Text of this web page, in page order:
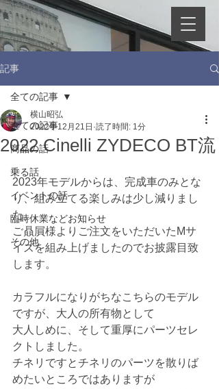
記事
全ての記事
商品の話
乗る話
イベントの話
臨時休業などお知らせ
その他
全ての記事
2022 Cinelli ZYDECO BT流
横山昭弘
2022年12月21日 読了時間: 1分
2023年モデルからは、完成車のみとな
り、組み立てる楽しみは少し減りまし
た。
ご贔屓様よりご注文をいただいたMサ
イズを組み上げましたのでお披露目致
します。
カラフルになりがちなこちらのモデル
ですが、大人の所有物として
大人しめに、そして重厚にパーツセレ
クトしました。
チネリですとチネリのパーツを散りば
めたいところではありますが